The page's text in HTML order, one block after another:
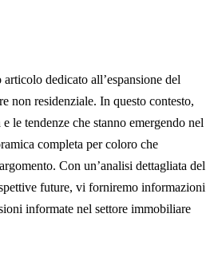
dedicato all’espansione del
non residenziale. In questo contesto,
le tendenze che stanno emergendo nel
completa per coloro che
Con un’analisi dettagliata del
future, vi forniremo informazioni
informate nel settore immobiliare